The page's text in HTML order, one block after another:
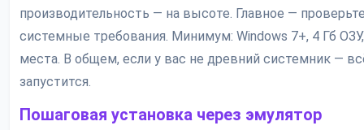
производительность — на высоте. Главное —
системные требования. Минимум: Windows 7+, 4 Гб
места. В общем, если у вас не древний системник —
запустится.
Пошаговая установка через эмулятор